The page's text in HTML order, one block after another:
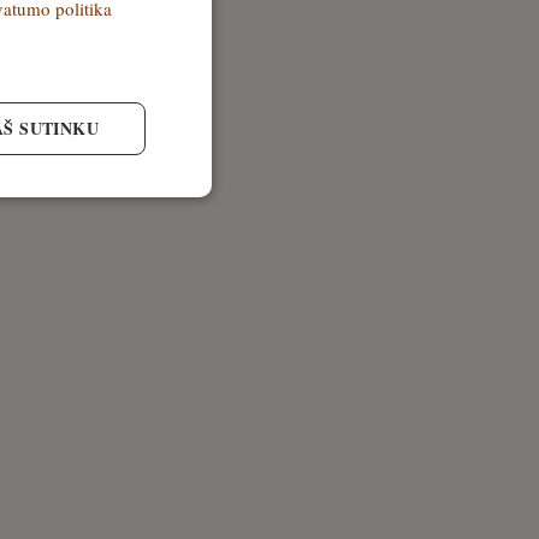
politika
SUTINKU